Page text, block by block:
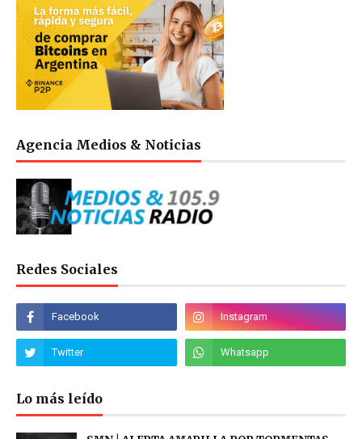
Agencia Medios & Noticias
Redes Sociales
Lo más leído